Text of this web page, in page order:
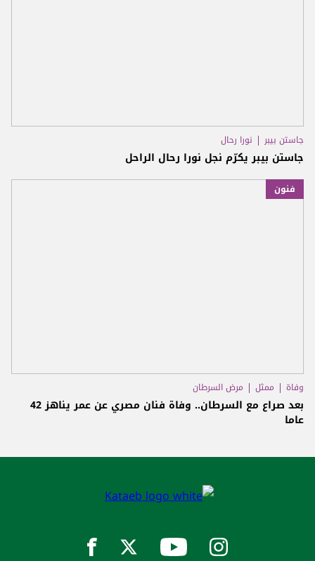
جاستن بيبر نورا رحال
جاستن بيبر يكرّم نجل نورا رحال الراحل
فنون
وفاة ممثل مرض السرطان
بعد صراع مع السرطان.. وفاة فنان مصري عن عمر يناهز 42
عاما